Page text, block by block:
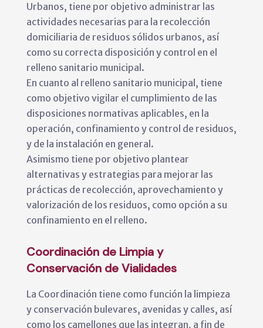
Urbanos, tiene por objetivo administrar las
actividades necesarias para la recolección
domiciliaria de residuos sólidos urbanos, así
como su correcta disposición y control en el
relleno sanitario municipal.
En cuanto al relleno sanitario municipal, tiene
como objetivo vigilar el cumplimiento de las
disposiciones normativas aplicables, en la
operación, confinamiento y control de residuos,
y de la instalación en general.
Asimismo tiene por objetivo plantear
alternativas y estrategias para mejorar las
prácticas de recolección, aprovechamiento y
valorización de los residuos, como opción a su
confinamiento en el relleno.
Coordinación de Limpia y
Conservación de Vialidades
La Coordinación tiene como función la limpieza
y conservación bulevares, avenidas y calles, así
como los camellones que las integran, a fin de